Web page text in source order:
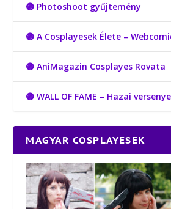
🟣 Photoshoot gyűjtemény
🟣 A Cosplayesek Élete –
🟣 AniMagazin Cosplayes Rovata
🟣 WALL OF FAME – Hazai
MAGYAR COSPLAYESEK